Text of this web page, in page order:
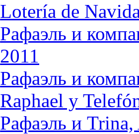
Lotería de
Рафаэль и
2011
Рафаэль и
Raphael y
Рафаэль и